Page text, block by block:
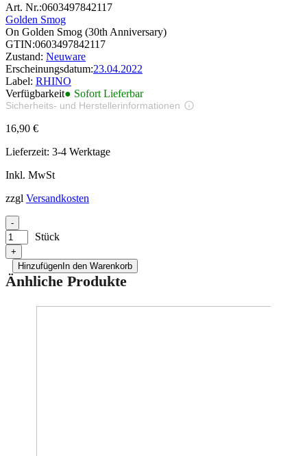
Art. Nr.:0603497842117
Golden Smog
On Golden Smog (30th Anniversary)
GTIN:0603497842117
Zustand: Neuware
Erscheinungsdatum:23.04.2022
Label: RHINO
Verfügbarkeit● Sofort Lieferbar
Sicherheits- und Herstellerinformationen
16,90 €
Lieferzeit: 3-4 Werktage
Inkl. MwSt
zzgl Versandkosten
-
Stück
+
HinzufügenIn den Warenkorb
Änhliche Produkte